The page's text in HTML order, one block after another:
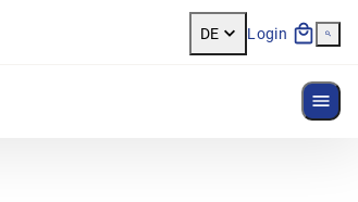
DE Login